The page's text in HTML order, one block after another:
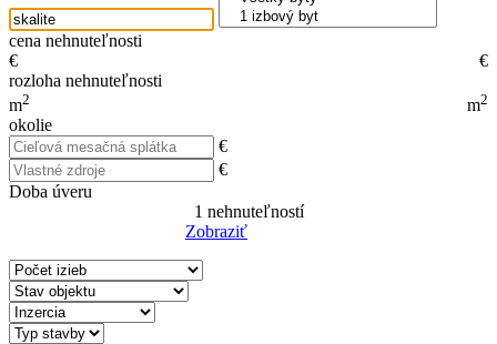
cena nehnuteľnosti
€
€
rozloha nehnuteľnosti
m2 m2
okolie
€
€
Doba úveru
1 nehnuteľností
Zobraziť